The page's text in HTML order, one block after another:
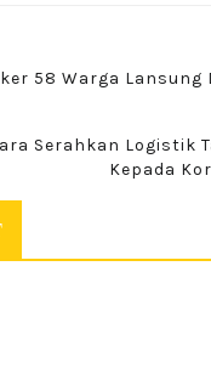
58 Warga Lansung
Serahkan Logistik
Kepada